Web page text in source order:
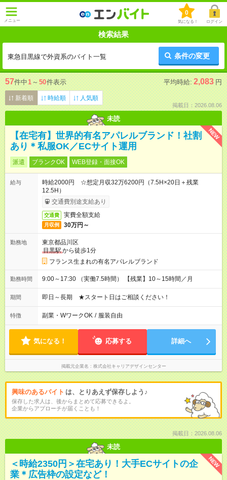
メニュー
0
気になる！ ログイン
検索結果
東急目黒線で外資系のバイト一覧 条件の変更
57件中1 ～ 50件表示 平均時給: 2,083 円
新着順 時給順 人気順
掲載日：2026.08.06
未読
NEW
【在宅有】世界的有名アパレルブランド！社割
あり＊私服OK／ECサイト運用
派遣 ブランクOK WEB登録・面接OK
給与
時給2000円 ☆想定月収32万6200円（7.5H×20日＋残業
12.5H）
交通費別途支給あり
交通費 実費全額支給
月収例 30万円～
勤務地
東京都品川区
目黒駅から徒歩1分
フランス生まれの有名アパレルブランド
勤務時間 9:00～17:30 （実働7.5時間） 【残業】10～15時間／月
期間 即日～長期 ★スタート日はご相談ください！
特徴 副業・WワークOK / 服装自由
気になる！ 応募する 詳細へ
掲載元企業名 株式会社キャリアデザインセンター
興味のあるバイト は、とりあえず保存しよう♪
保存した求人は、後からまとめて応募できるよ。
企業からアプローチが届くことも！
掲載日：2026.08.06
未読
NEW
＜時給2350円＞在宅あり！大手ECサイトの企
業＊広告枠の設定など！